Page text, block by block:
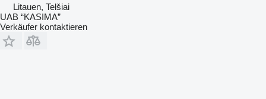
Litauen, Telšiai
UAB “KASIMA”
Verkäufer kontaktieren